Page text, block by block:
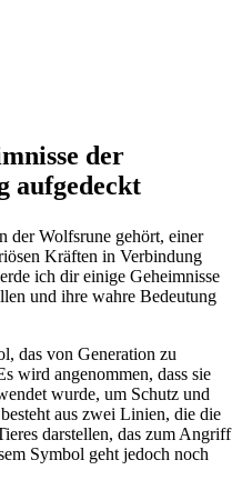
der
aufgedeckt
der Wolfsrune gehört, ⁢einer
Kräften in⁢ Verbindung
ich‌ dir‌ einige Geheimnisse‍
und ihre wahre Bedeutung
das von Generation zu
wird angenommen, dass ​sie
wurde, um Schutz und
⁣aus zwei Linien, die die
darstellen, das zum Angriff
Symbol geht jedoch⁤ noch